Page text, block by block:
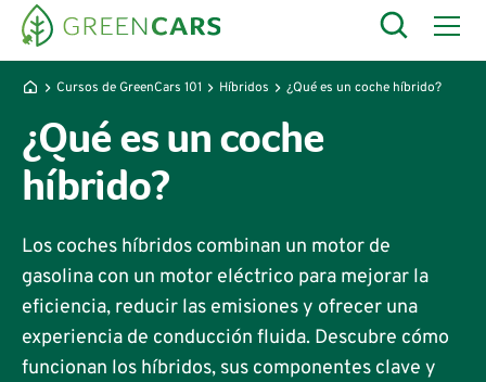
Cursos de GreenCars 101 Híbridos ¿Qué es un coche híbrido?
¿Qué es un coche
híbrido?
Los coches híbridos combinan un motor de
gasolina con un motor eléctrico para mejorar la
eficiencia, reducir las emisiones y ofrecer una
experiencia de conducción fluida. Descubre cómo
funcionan los híbridos, sus componentes clave y